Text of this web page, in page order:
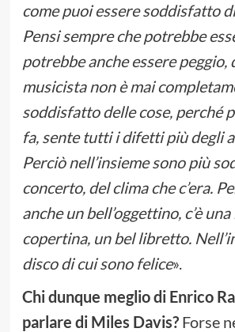
come puoi essere soddisfatto
Pensi sempre che potrebbe
potrebbe anche essere
musicista non è mai
soddisfatto delle cose, perché
fa, sente tutti i difetti più degli
Perciò nell’insieme sono più
concerto, del clima che c’era.
anche un bell’oggettino, c’è
copertina, un bel libretto.
disco di cui sono felice».
Chi dunque meglio di Enrico
parlare di Miles Davis?Forse